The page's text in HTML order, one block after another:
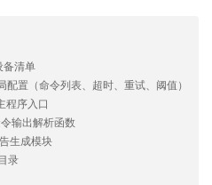
清单
（命令列表、超时、重试、阈值）
序入口
出解析函数
成模块
录